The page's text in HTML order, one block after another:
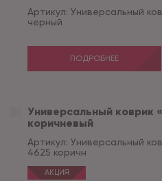
Артикул: Универсальный
черный
ПОДРОБНЕЕ
Универсальный коврик
коричневый
Артикул: Универсальный
4625 коричн
АКЦИЯ